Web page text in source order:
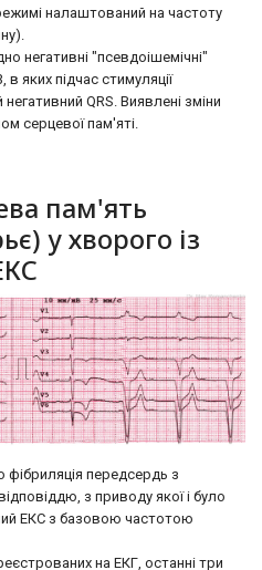
налаштований на частоту
негативні "псевдоішемічні"
в яких підчас стимуляції
QRS. Виявлені зміни
серцевої пам'яті.
пам'ять
у хворого із
фібриляція передсердь з
з приводу якої і було
ЕКС з базовою частотою
на ЕКГ, останні три